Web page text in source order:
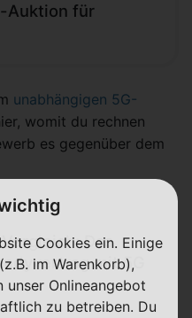
Auktion für
unabhängigen 5G-
womit du rechnen
es gegenüber dem
Das
mit 5G
Cookies ein. Einige
im Warenkorb),
unser Onlineangebot
zu betreiben. Du